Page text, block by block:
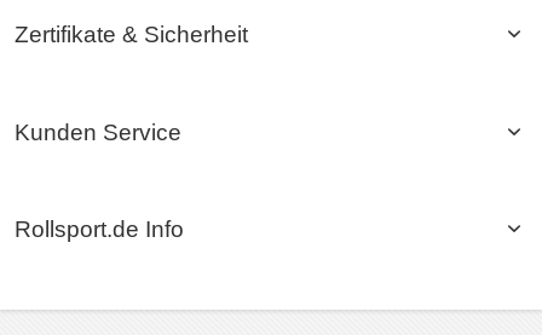
Zertifikate & Sicherheit
Kunden Service
Rollsport.de Info